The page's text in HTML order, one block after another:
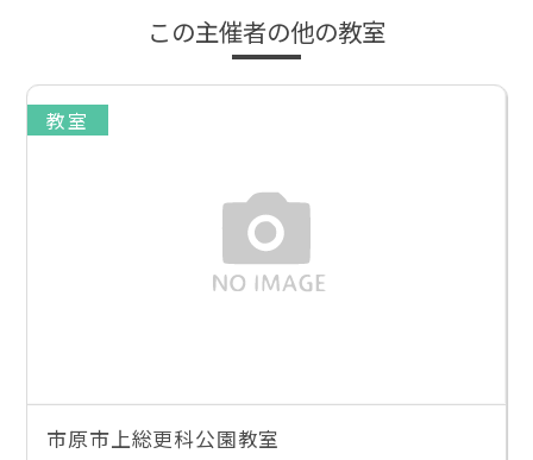
この主催者の他の教室
教室
市原市上総更科公園教室